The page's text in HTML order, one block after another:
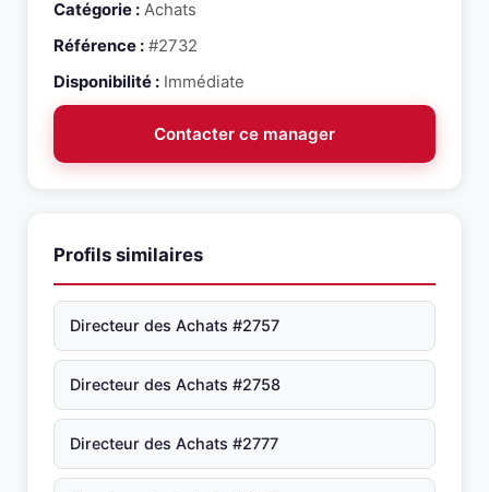
Catégorie : Achats
Référence : #2732
Disponibilité : Immédiate
Contacter ce manager
Profils similaires
Directeur des Achats #2757
Directeur des Achats #2758
Directeur des Achats #2777